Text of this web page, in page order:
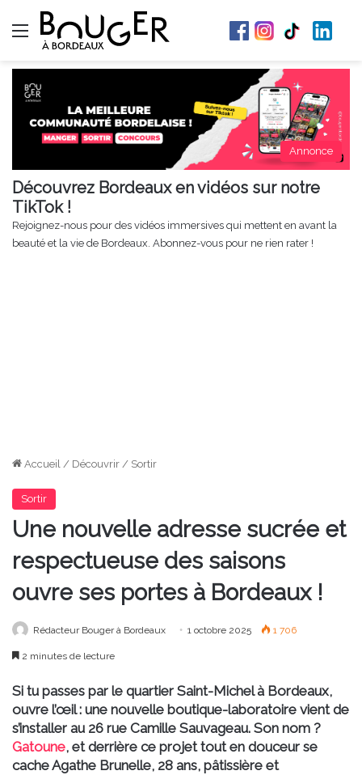
Menu
Annonce
Découvrez Bordeaux en vidéos sur notre
TikTok !
Rejoignez-nous pour des vidéos immersives qui mettent en avant la
beauté et la vie de Bordeaux. Abonnez-vous pour ne rien rater !
Accueil / Découvrir / Sortir
Sortir
Une nouvelle adresse sucrée et
respectueuse des saisons
ouvre ses portes à Bordeaux !
Rédacteur Bouger à Bordeaux 1 octobre 2025 1 706
2 minutes de lecture
Si tu passes par le quartier Saint-Michel à Bordeaux,
ouvre l’œil : une nouvelle boutique-laboratoire vient de
s’installer au 26 rue Camille Sauvageau. Son nom ?
Gatoune, et derrière ce projet tout en douceur se
cache Agathe Brunelle, 28 ans, pâtissière et